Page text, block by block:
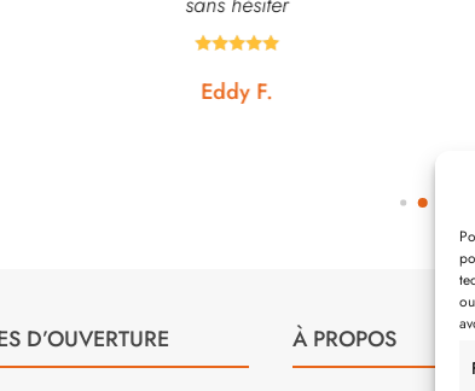
D’OUVERTURE À PROPOS